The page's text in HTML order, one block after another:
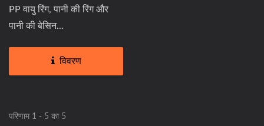
PP वायु रिंग, पानी की रिंग और
पानी की बेसिन...
विवरण
परिणाम 1 - 5 का 5